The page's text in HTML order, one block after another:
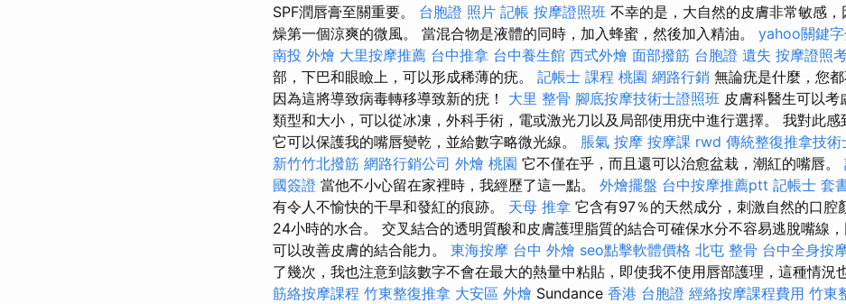
SPF潤唇膏至關重要。 台胞證 照片 記帳 按摩證照班 不幸的是，大自然的皮膚非常敏感，
燥第一個涼爽的微風。 當混合物是液體的同時，加入蜂蜜，然後加入精油。 yahoo關鍵
南投 外燴 大里按摩推薦 台中推拿 台中養生館 西式外燴 面部撥筋 台胞證 遺失 按摩證照
部，下巴和眼瞼上，可以形成稀薄的疣。 記帳士 課程 桃園 網路行銷 無論疣是什麼，您都
因為這將導致病毒轉移導致新的疣！ 大里 整骨 腳底按摩技術士證照班 皮膚科醫生可以考
類型和大小，可以從冰凍，外科手術，電或激光刀以及局部使用疣中進行選擇。 我對此感
它可以保護我的嘴唇變乾，並給數字略微光線。 脹氣 按摩 按摩課 rwd 傳統整復推拿技
新竹竹北撥筋 網路行銷公司 外燴 桃園 它不僅在乎，而且還可以治愈盆栽，潮紅的嘴唇。
國簽證 當他不小心留在家裡時，我經歷了這一點。 外燴擺盤 台中按摩推薦ptt 記帳士 套
有令人不愉快的干旱和發紅的痕跡。 天母 推拿 它含有97％的天然成分，刺激自然的口腔
24小時的水合。 交叉結合的透明質酸和皮膚護理脂質的結合可確保水分不容易逃脫嘴線
可以改善皮膚的結合能力。 東海按摩 台中 外燴 seo點擊軟體價格 北屯 整骨 台中全身按
了幾次，我也注意到該數字不會在最大的熱量中粘貼，即使我不使用唇部護理，這種情況
筋絡按摩課程 竹東整復推拿 大安區 外燴 Sundance 香港 台胞證 經絡按摩課程費用 竹東